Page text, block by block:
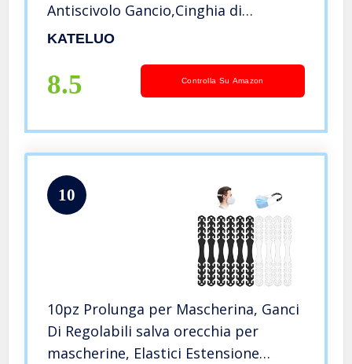
Antiscivolo Gancio,Cinghia di
Estensione,Antiscivolo Gancio, Fibbia
Anziani (Nero)
KATELUO
8.5 Controlla Su Amazon
10
10pz Prolunga per Mascherina, Ganci
Di Regolabili salva orecchia per
mascherine, Elastici Estensione